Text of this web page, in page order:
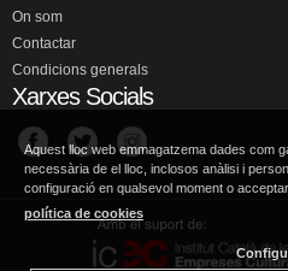
On som
Contactar
Condicions generals
Xarxes Socials
Aquest lloc web emmagatzema dades com
necessària de el lloc, inclosos anàlisi i
configuració en qualsevol moment o
política de cookies